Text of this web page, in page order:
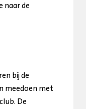
naar de
bij de
meedoen met
De